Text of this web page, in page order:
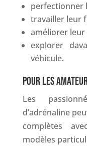
perfectionner
travailler leur
améliorer leur
explorer
véhicule.
POUR LES
Les
d’adrénaline
complètes
modèles